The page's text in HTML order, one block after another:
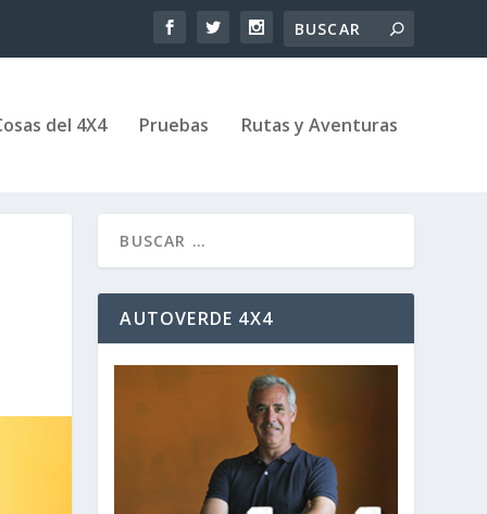
del 4X4 Pruebas Rutas y Aventuras
AUTOVERDE 4X4